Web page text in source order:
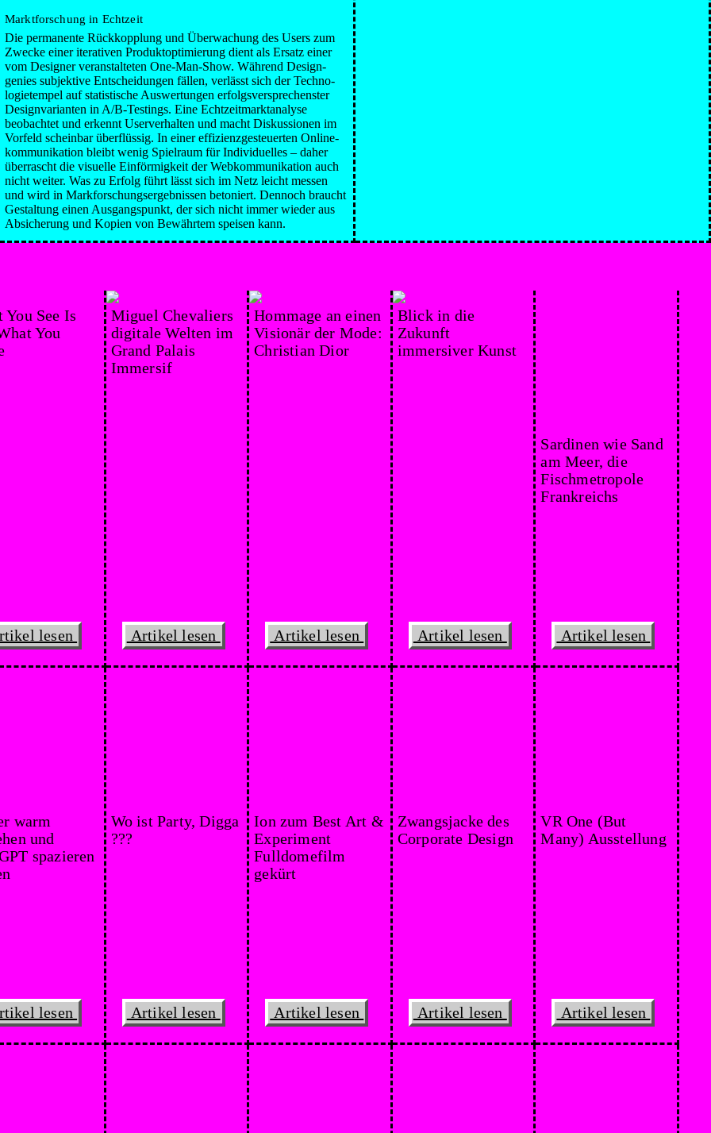
Marktforschung in Echtzeit
Die perma­nente Rück­kopplung und Über­wachung des Users zum
Zwecke einer itera­tiven Produkt­optimierung dient als Ersatz einer
vom Designer veran­stalteten One-Man-Show. Während Design­
genies subjektive Ent­scheidun­gen fällen, verlässt sich der Techno­
logie­tempel auf statistische Aus­wertungen erfolgs­versprechen­ster
Design­varianten in A/B-Testings. Eine Echtzeit­markt­analyse
beobachtet und erkennt User­verhalten und macht Diskussionen im
Vor­feld scheinbar über­flüssig. In einer effizienz­gesteuerten Online­
kommunikation bleibt wenig Spiel­raum für Indivi­duelles – daher
über­rascht die visuelle Ein­förmigkeit der Web­kommunikation auch
nicht weiter. Was zu Erfolg führt lässt sich im Netz leicht messen
und wird in Mark­forschungs­ergeb­nissen betoniert. Dennoch braucht
Gestal­tung einen Ausgangs­punkt, der sich nicht immer wieder aus
Absiche­rung und Kopien von Bewährtem speisen kann.
You See Is
You
lesen
Miguel Chevaliers
digitale Welten im
Grand Palais
Immersif
Artikel lesen
Hommage an einen
Visionär der Mode:
Christian Dior
Artikel lesen
Blick in die
Zukunft
immersiver Kunst
Artikel lesen Artikel lesen
warm
und
spazieren
lesen
Wo ist Party, Digga
???
Artikel lesen
Ion zum Best Art &
Experiment
Fulldomefilm
gekürt
Artikel lesen
Zwangsjacke des
Corporate Design
Artikel lesen
VR One (But
Many) Ausstellung
Artikel lesen